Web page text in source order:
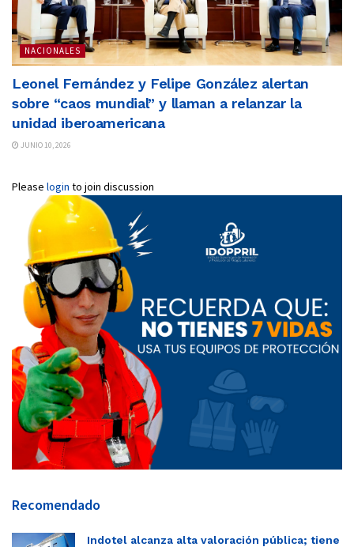
NACIONALES
Leonel Fernández y Felipe González alertan
sobre “caos mundial” y llaman a relanzar la
unidad iberoamericana
JUNIO 10, 2026
Please login to join discussion
Recomendado
Indotel alcanza alta valoración pública; tiene